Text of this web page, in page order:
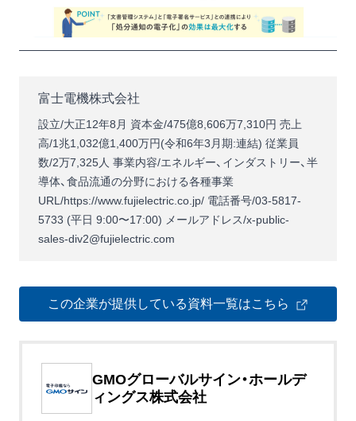
富士電機株式会社
設立/大正12年8月 資本金/475億8,606万7,310円 売上
高/1兆1,032億1,400万円(令和6年3月期:連結) 従業員
数/2万7,325人 事業内容/エネルギー、インダストリー、半
導体、食品流通の分野における各種事業
URL/https://www.fujielectric.co.jp/ 電話番号/03-5817-
5733 (平日 9:00〜17:00) メールアドレス/x-public-
sales-div2@fujielectric.com
この企業が提供している資料一覧はこちら
GMOグローバルサイン・ホールデ
ィングス株式会社